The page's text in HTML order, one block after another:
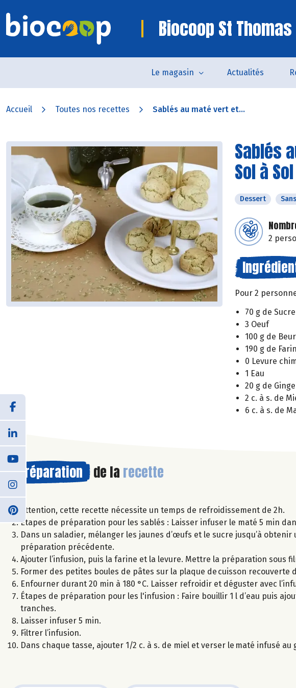
Biocoop St Thomas
Le magasin Actualités
Accueil Toutes nos recettes Sablés au maté vert et...
Sablés
Sol à Sol
Dessert
2
Pour 2
70 g de
3 Oeuf
100 g de
190 g de
0 Levure
1 Eau
20 g de
2 c. à s. de
6 c. à s. de
Préparation de la recette
Attention, cette recette nécessite un temps de refroidissement de 2h.
Étapes de préparation pour les sablés : Laisser infuser le maté 5 min
Dans un saladier, mélanger les jaunes d’œufs et le sucre jusqu’à
préparation précédente.
Ajouter l’infusion, puis la farine et la levure. Mettre la préparation sous
Former des petites boules de pâtes sur la plaque de cuisson recouverte
Enfourner durant 20 min à 180 °C. Laisser refroidir et déguster avec
Étapes de préparation pour les l'infusion : Faire bouillir 1 l d’eau puis
tranches.
Laisser infuser 5 min.
Filtrer l’infusion.
Dans chaque tasse, ajouter 1/2 c. à s. de miel et verser le maté infusé au